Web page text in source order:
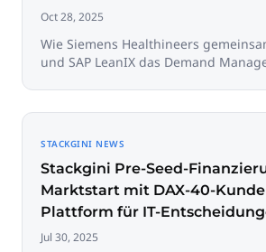
Oct 28, 2025
Wie Siemens Healthineers
und SAP LeanIX das Demand
STACKGINI NEWS
Stackgini Pre-Seed-
Marktstart mit DAX-40-
Plattform für IT-
Jul 30, 2025